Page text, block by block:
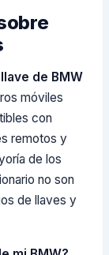
de BMW
móviles
con
remotos y
de los
no son
de llaves y